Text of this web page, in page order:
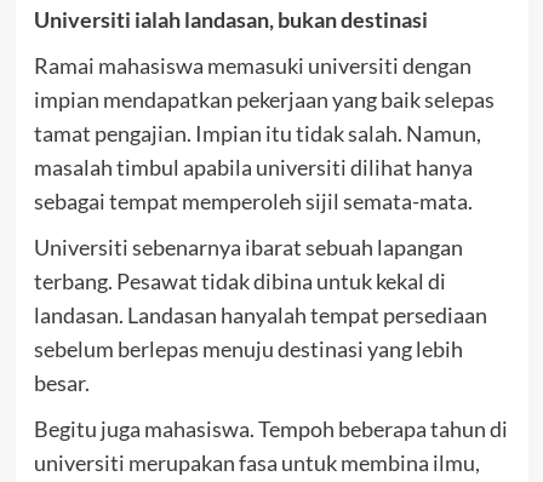
Universiti ialah landasan, bukan destinasi
Ramai mahasiswa memasuki universiti dengan
impian mendapatkan pekerjaan yang baik selepas
tamat pengajian. Impian itu tidak salah. Namun,
masalah timbul apabila universiti dilihat hanya
sebagai tempat memperoleh sijil semata-mata.
Universiti sebenarnya ibarat sebuah lapangan
terbang. Pesawat tidak dibina untuk kekal di
landasan. Landasan hanyalah tempat persediaan
sebelum berlepas menuju destinasi yang lebih
besar.
Begitu juga mahasiswa. Tempoh beberapa tahun di
universiti merupakan fasa untuk membina ilmu,